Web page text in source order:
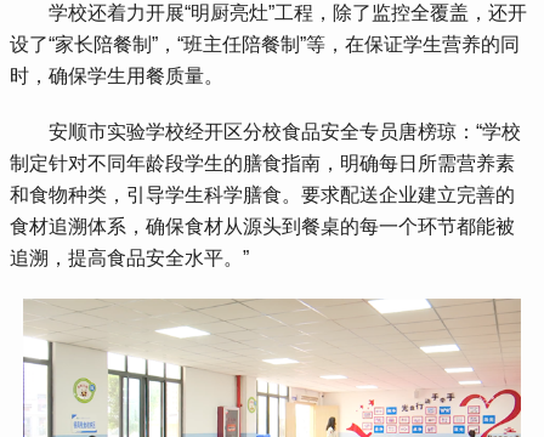
学校还着力开展“明厨亮灶”工程，除了监控全覆盖，还开
设了“家长陪餐制”，“班主任陪餐制”等，在保证学生营养的同
时，确保学生用餐质量。
安顺市实验学校经开区分校食品安全专员唐榜琼：“学校
制定针对不同年龄段学生的膳食指南，明确每日所需营养素
和食物种类，引导学生科学膳食。要求配送企业建立完善的
食材追溯体系，确保食材从源头到餐桌的每一个环节都能被
追溯，提高食品安全水平。”